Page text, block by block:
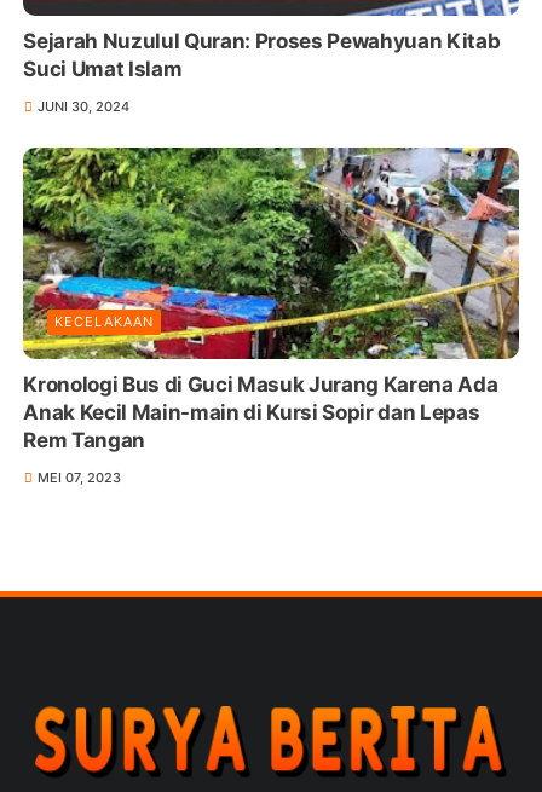
Sejarah Nuzulul Quran: Proses Pewahyuan Kitab
Suci Umat Islam
JUNI 30, 2024
KECELAKAAN
Kronologi Bus di Guci Masuk Jurang Karena Ada
Anak Kecil Main-main di Kursi Sopir dan Lepas
Rem Tangan
MEI 07, 2023